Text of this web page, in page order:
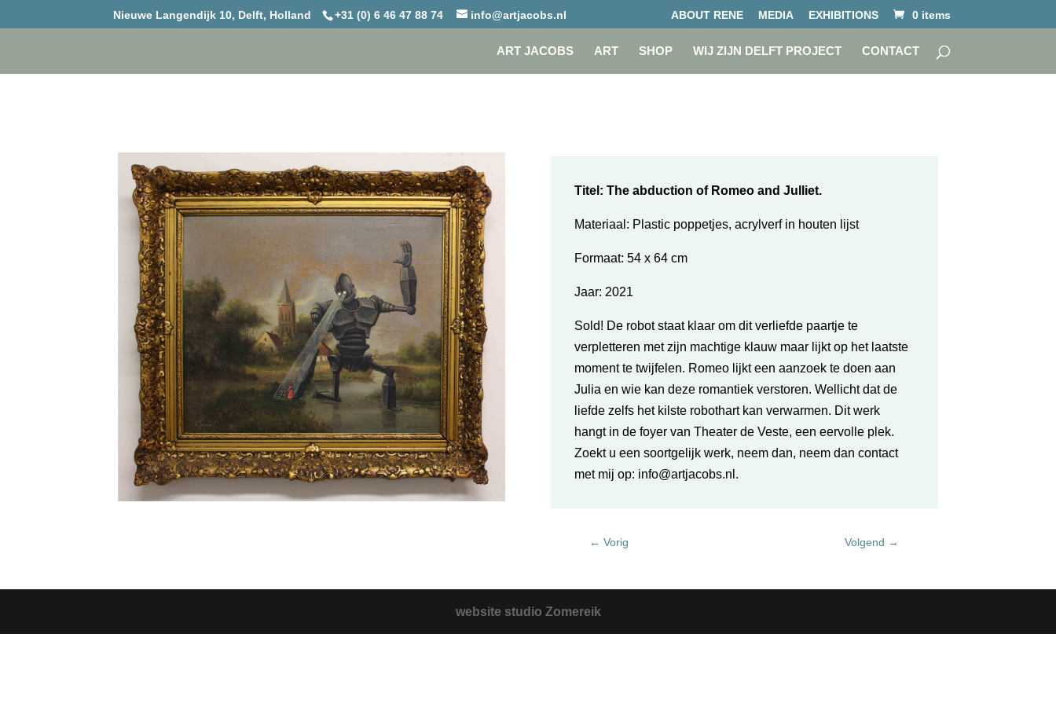
Nieuwe Langendijk 10, Delft, Holland +31 (0) 6 46 47 88 74 info@artjacobs.nl ABOUT RENE MEDIA EXHIBITIONS 0 items
ART JACOBS ART SHOP WIJ ZIJN DELFT PROJECT CONTACT
Titel: The abduction of Romeo and Julliet.
Materiaal: Plastic poppetjes, acrylverf in houten lijst
Formaat: 54 x 64 cm
Jaar: 2021
Sold! De robot staat klaar om dit verliefde paartje te
verpletteren met zijn machtige klauw maar lijkt op het laatste
moment te twijfelen. Romeo lijkt een aanzoek te doen aan
Julia en wie kan deze romantiek verstoren. Wellicht dat de
liefde zelfs het kilste robothart kan verwarmen. Dit werk
hangt in de foyer van Theater de Veste, een eervolle plek.
Zoekt u een soortgelijk werk, neem dan, neem dan contact
met mij op: info@artjacobs.nl.
← Vorig Volgend →
website studio Zomereik